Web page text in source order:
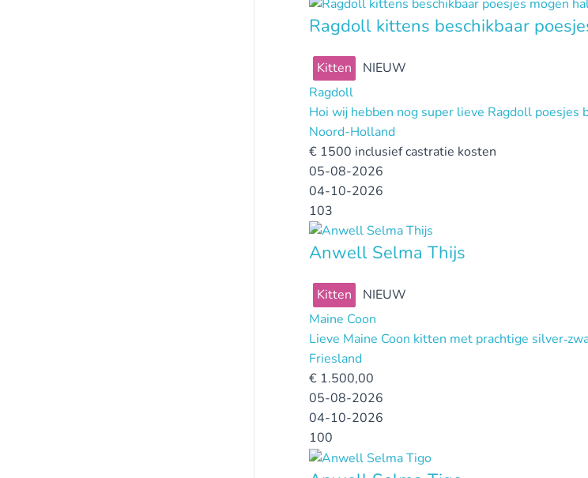
Ragdoll kittens beschikbaar
Kitten
NIEUW
Ragdoll
Hoi wij hebben nog super lieve Ragdoll poesjes
Noord-Holland
€ 1500 inclusief castratie kosten
05-08-2026
04-10-2026
103
Anwell Selma Thijs
Kitten
NIEUW
Maine Coon
Lieve Maine Coon kitten met prachtige
Friesland
€ 1.500,00
05-08-2026
04-10-2026
100